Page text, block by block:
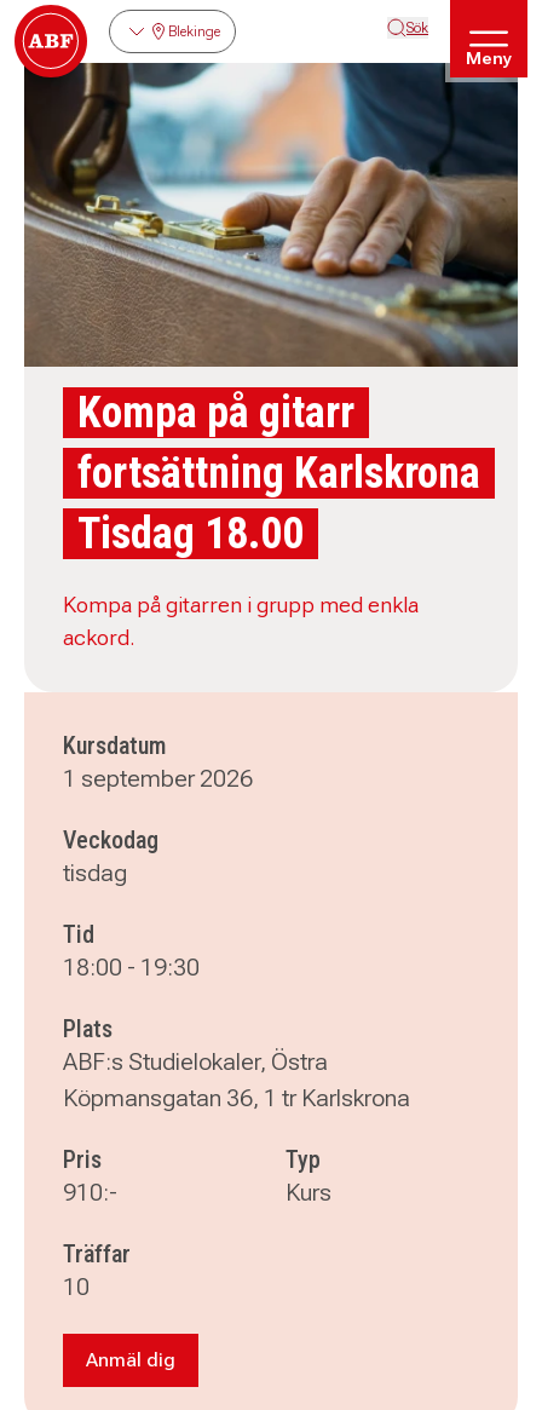
Blekinge Sök
Meny
Kompa på gitarr
fortsättning Karlskrona
Tisdag 18.00
Kompa på gitarren i grupp med enkla
ackord.
Kursdatum
1 september 2026
Veckodag
tisdag
Tid
18:00 - 19:30
Plats
ABF:s Studielokaler, Östra
Köpmansgatan 36, 1 tr Karlskrona
Pris
910:-
Typ
Kurs
Träffar
10
Anmäl dig till Kompa på gitarr fortsättning
Anmäl dig